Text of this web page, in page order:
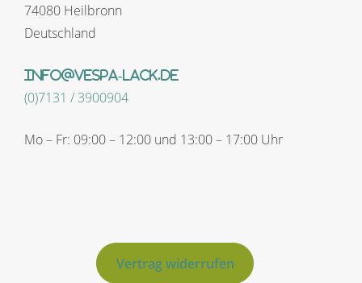
74080 Heilbronn
Deutschland
info@vespa-lack.de
(0)7131 / 3900904
Mo – Fr: 09:00 – 12:00 und 13:00 – 17:00 Uhr
Vertrag widerrufen